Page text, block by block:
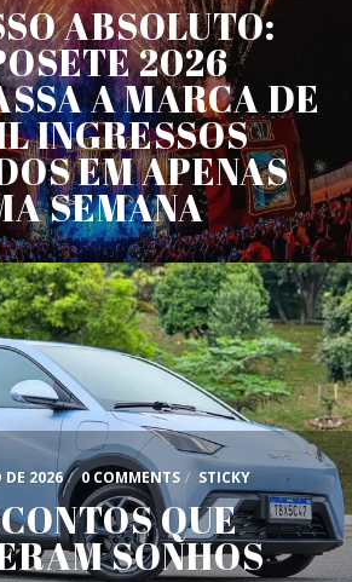
ABSOLUTO:
2026
A MARCA DE
INGRESSOS
EM APENAS
SEMANA
DE 2026 / 0 COMMENTS / STICKY
QUE
SONHOS